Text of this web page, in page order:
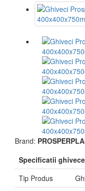
Brand:
Specificatii ghivece
Tip Produs